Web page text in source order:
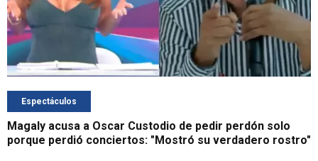
Espectáculos
Magaly acusa a Oscar Custodio de pedir perdón solo
porque perdió conciertos: "Mostró su verdadero rostro"